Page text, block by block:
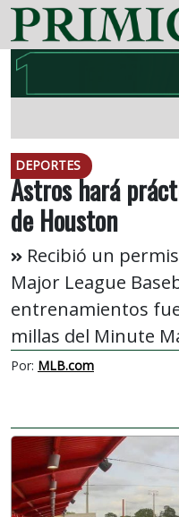
DEPORTES
Astros hará
de Houston
Recibió un
Major League
entrenamientos
millas del Minute
Por: MLB.com